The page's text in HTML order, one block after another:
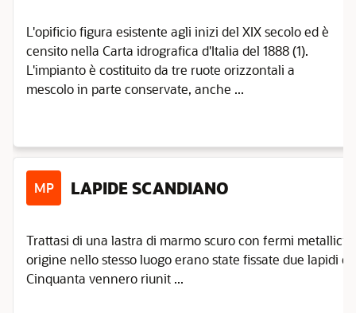
L'opificio figura esistente agli inizi del XIX secolo ed è
censito nella Carta idrografica d'Italia del 1888 (1).
L'impianto è costituito da tre ruote orizzontali a
mescolo in parte conservate, anche ...
MP LAPIDE SCANDIANO
Trattasi di una lastra di marmo scuro con fermi metallici
origine nello stesso luogo erano state fissate due lapidi
Cinquanta vennero riunit ...